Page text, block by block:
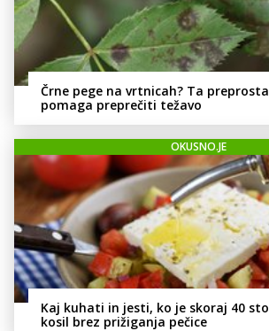
Črne pege na vrtnicah? Ta
pomaga preprečiti težavo
OKUSNO.JE
Kaj kuhati in jesti, ko je skoraj 40
kosil brez prižiganja pečice